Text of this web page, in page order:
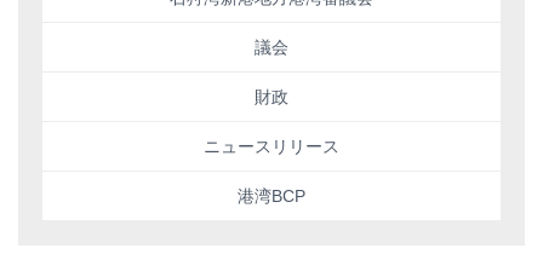
議会
財政
ニュースリリース
港湾BCP